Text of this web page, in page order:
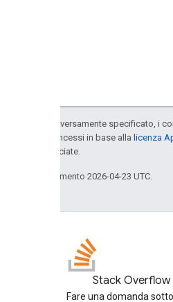
Salvo quando diversamente specificato, i
codice sono concessi in base alla licenza
delle sue consociate.
Ultimo aggiornamento 2026-04-23 UTC.
Stack Overflow
Fare una domanda